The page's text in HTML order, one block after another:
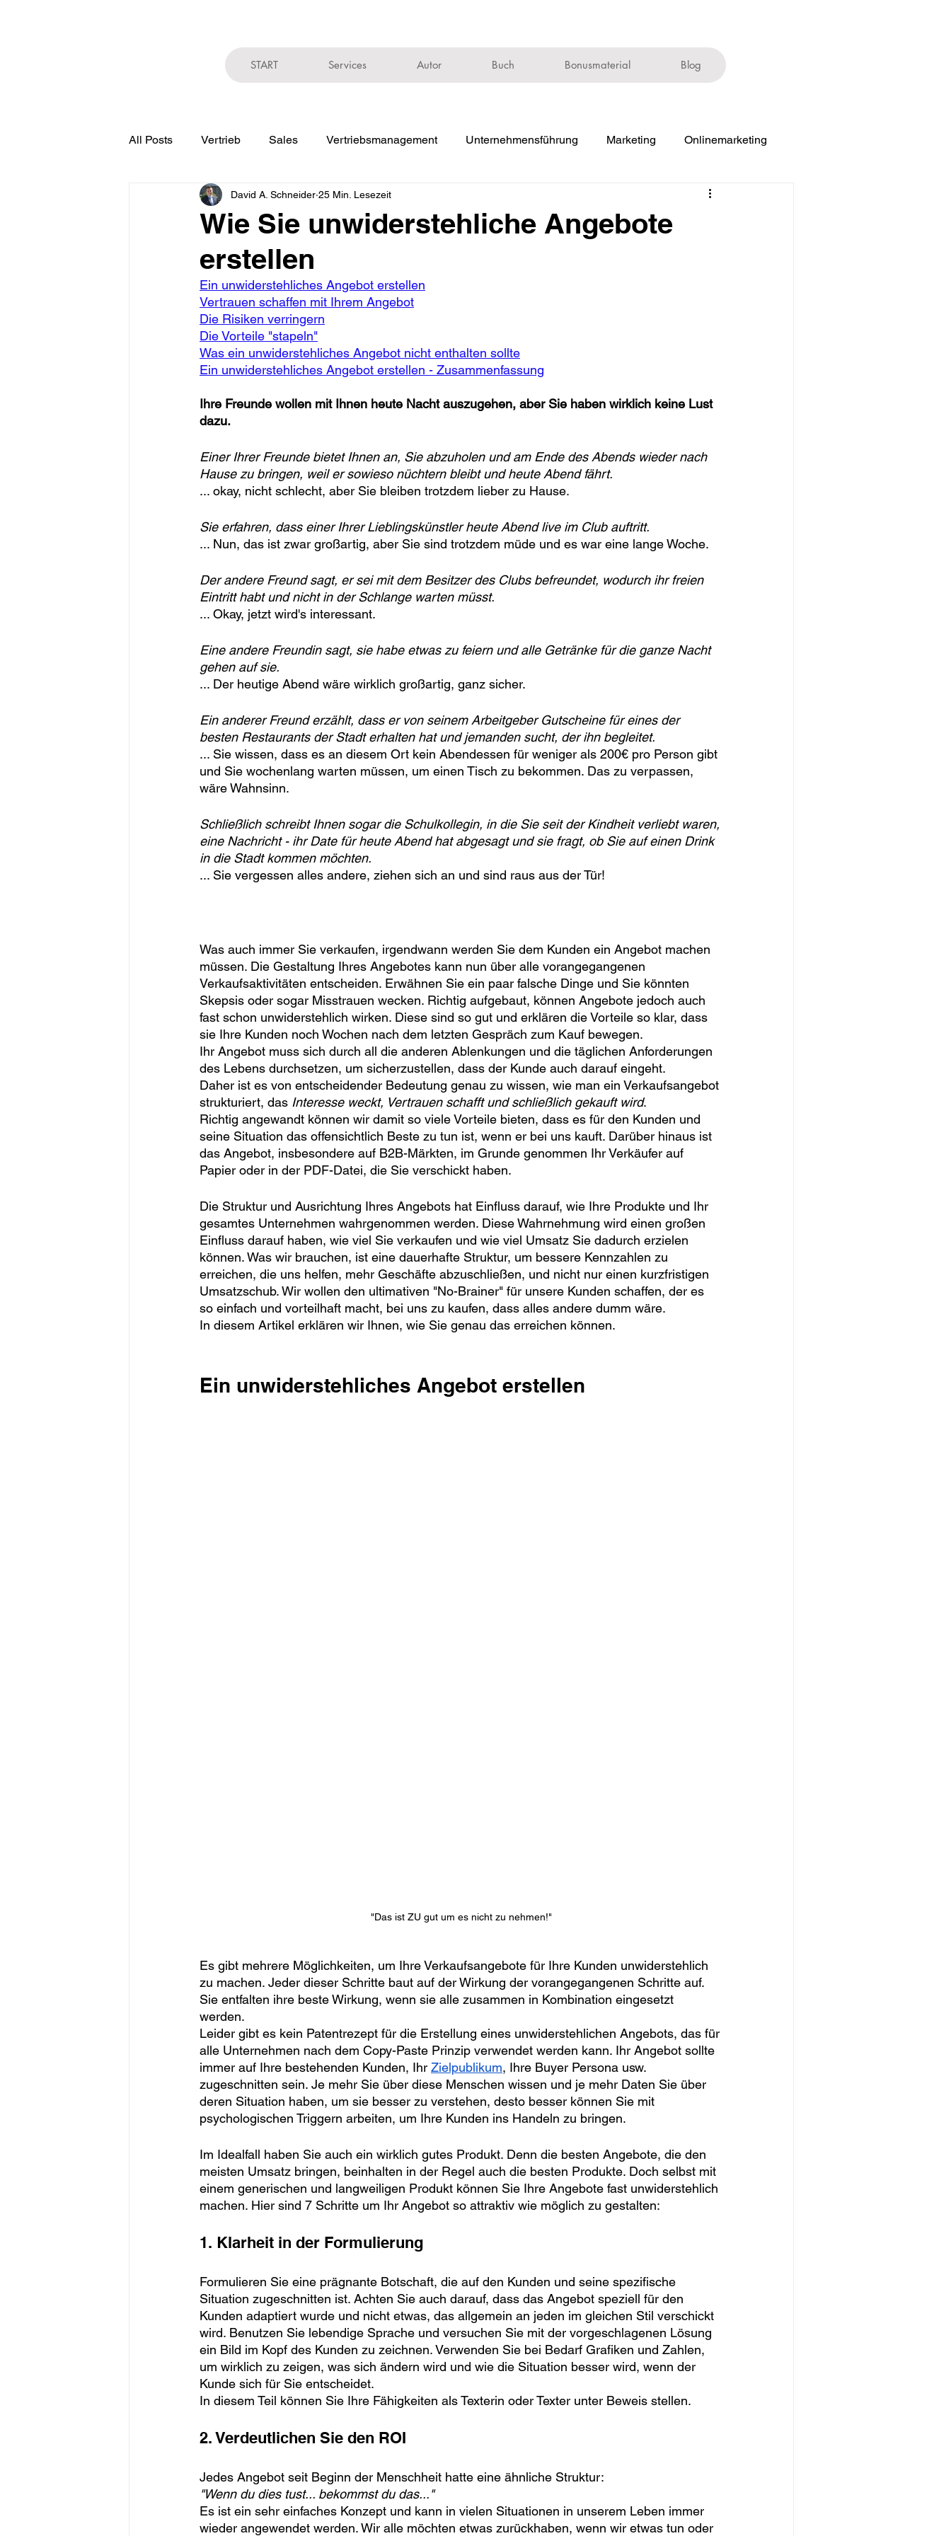
START Services Autor Buch Bonusmaterial Blog
All Posts Vertrieb Sales Vertriebsmanagement Unternehmensführung Marketing Onlinemarketing
Gefahren der Digitalisierung
Wie Sie unwiderstehliche Angebote
erstellen
David A. Schneider 25 Min. Lesezeit
Ein unwiderstehliches Angebot erstellen
Vertrauen schaffen mit Ihrem Angebot
Die Risiken verringern
Die Vorteile "stapeln"
Was ein unwiderstehliches Angebot nicht enthalten sollte
Ein unwiderstehliches Angebot erstellen - Zusammenfassung
Ihre Freunde wollen mit Ihnen heute Nacht auszugehen, aber Sie haben wirklich keine Lust
dazu.
Einer Ihrer Freunde bietet Ihnen an, Sie abzuholen und am Ende des Abends wieder nach
Hause zu bringen, weil er sowieso nüchtern bleibt und heute Abend fährt.
... okay, nicht schlecht, aber Sie bleiben trotzdem lieber zu Hause.
Sie erfahren, dass einer Ihrer Lieblingskünstler heute Abend live im Club auftritt.
... Nun, das ist zwar großartig, aber Sie sind trotzdem müde und es war eine lange Woche.
Der andere Freund sagt, er sei mit dem Besitzer des Clubs befreundet, wodurch ihr freien
Eintritt habt und nicht in der Schlange warten müsst.
... Okay, jetzt wird's interessant.
Eine andere Freundin sagt, sie habe etwas zu feiern und alle Getränke für die ganze Nacht
gehen auf sie.
... Der heutige Abend wäre wirklich großartig, ganz sicher.
Ein anderer Freund erzählt, dass er von seinem Arbeitgeber Gutscheine für eines der
besten Restaurants der Stadt erhalten hat und jemanden sucht, der ihn begleitet.
... Sie wissen, dass es an diesem Ort kein Abendessen für weniger als 200€ pro Person gibt
und Sie wochenlang warten müssen, um einen Tisch zu bekommen. Das zu verpassen,
wäre Wahnsinn.
Schließlich schreibt Ihnen sogar die Schulkollegin, in die Sie seit der Kindheit verliebt waren,
eine Nachricht - ihr Date für heute Abend hat abgesagt und sie fragt, ob Sie auf einen Drink
in die Stadt kommen möchten.
... Sie vergessen alles andere, ziehen sich an und sind raus aus der Tür!
Was auch immer Sie verkaufen, irgendwann werden Sie dem Kunden ein Angebot machen
müssen. Die Gestaltung Ihres Angebotes kann nun über alle vorangegangenen
Verkaufsaktivitäten entscheiden. Erwähnen Sie ein paar falsche Dinge und Sie könnten
Skepsis oder sogar Misstrauen wecken. Richtig aufgebaut, können Angebote jedoch auch
fast schon unwiderstehlich wirken. Diese sind so gut und erklären die Vorteile so klar, dass
sie Ihre Kunden noch Wochen nach dem letzten Gespräch zum Kauf bewegen.
Ihr Angebot muss sich durch all die anderen Ablenkungen und die täglichen Anforderungen
des Lebens durchsetzen, um sicherzustellen, dass der Kunde auch darauf eingeht.
Daher ist es von entscheidender Bedeutung genau zu wissen, wie man ein Verkaufsangebot
strukturiert, das Interesse weckt, Vertrauen schafft und schließlich gekauft wird.
Richtig angewandt können wir damit so viele Vorteile bieten, dass es für den Kunden und
seine Situation das offensichtlich Beste zu tun ist, wenn er bei uns kauft. Darüber hinaus ist
das Angebot, insbesondere auf B2B-Märkten, im Grunde genommen Ihr Verkäufer auf
Papier oder in der PDF-Datei, die Sie verschickt haben.
Die Struktur und Ausrichtung Ihres Angebots hat Einfluss darauf, wie Ihre Produkte und Ihr
gesamtes Unternehmen wahrgenommen werden. Diese Wahrnehmung wird einen großen
Einfluss darauf haben, wie viel Sie verkaufen und wie viel Umsatz Sie dadurch erzielen
können. Was wir brauchen, ist eine dauerhafte Struktur, um bessere Kennzahlen zu
erreichen, die uns helfen, mehr Geschäfte abzuschließen, und nicht nur einen kurzfristigen
Umsatzschub. Wir wollen den ultimativen "No-Brainer" für unsere Kunden schaffen, der es
so einfach und vorteilhaft macht, bei uns zu kaufen, dass alles andere dumm wäre.
In diesem Artikel erklären wir Ihnen, wie Sie genau das erreichen können.
Ein unwiderstehliches Angebot erstellen
"Das ist ZU gut um es nicht zu nehmen!"
Es gibt mehrere Möglichkeiten, um Ihre Verkaufsangebote für Ihre Kunden unwiderstehlich
zu machen. Jeder dieser Schritte baut auf der Wirkung der vorangegangenen Schritte auf.
Sie entfalten ihre beste Wirkung, wenn sie alle zusammen in Kombination eingesetzt
werden.
Leider gibt es kein Patentrezept für die Erstellung eines unwiderstehlichen Angebots, das für
alle Unternehmen nach dem Copy-Paste Prinzip verwendet werden kann. Ihr Angebot sollte
immer auf Ihre bestehenden Kunden, Ihr Zielpublikum, Ihre Buyer Persona usw.
zugeschnitten sein. Je mehr Sie über diese Menschen wissen und je mehr Daten Sie über
deren Situation haben, um sie besser zu verstehen, desto besser können Sie mit
psychologischen Triggern arbeiten, um Ihre Kunden ins Handeln zu bringen.
Im Idealfall haben Sie auch ein wirklich gutes Produkt. Denn die besten Angebote, die den
meisten Umsatz bringen, beinhalten in der Regel auch die besten Produkte. Doch selbst mit
einem generischen und langweiligen Produkt können Sie Ihre Angebote fast unwiderstehlich
machen. Hier sind 7 Schritte um Ihr Angebot so attraktiv wie möglich zu gestalten:
1. Klarheit in der Formulierung
Formulieren Sie eine prägnante Botschaft, die auf den Kunden und seine spezifische
Situation zugeschnitten ist. Achten Sie auch darauf, dass das Angebot speziell für den
Kunden adaptiert wurde und nicht etwas, das allgemein an jeden im gleichen Stil verschickt
wird. Benutzen Sie lebendige Sprache und versuchen Sie mit der vorgeschlagenen Lösung
ein Bild im Kopf des Kunden zu zeichnen. Verwenden Sie bei Bedarf Grafiken und Zahlen,
um wirklich zu zeigen, was sich ändern wird und wie die Situation besser wird, wenn der
Kunde sich für Sie entscheidet.
In diesem Teil können Sie Ihre Fähigkeiten als Texterin oder Texter unter Beweis stellen.
2. Verdeutlichen Sie den ROI
Jedes Angebot seit Beginn der Menschheit hatte eine ähnliche Struktur:
"Wenn du dies tust... bekommst du das..."
Es ist ein sehr einfaches Konzept und kann in vielen Situationen in unserem Leben immer
wieder angewendet werden. Wir alle möchten etwas zurückhaben, wenn wir etwas tun oder